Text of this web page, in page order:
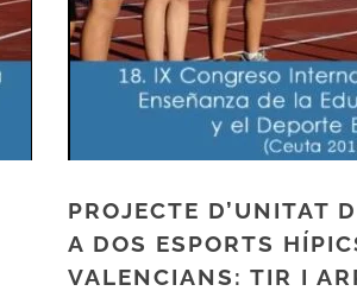
PROJECTE D’UNITAT
A DOS ESPORTS
VALENCIANS: TIR I